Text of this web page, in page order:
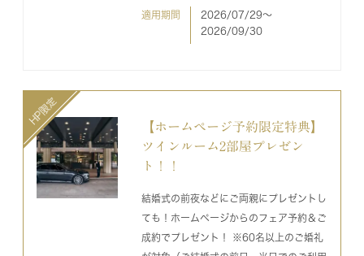
適用期間
2026/07/29〜
2026/09/30
【ホームページ予約限定特典】
ツインルーム2部屋プレゼン
ト！！
結婚式の前夜などにご両親にプレゼントし
ても！ホームページからのフェア予約＆ご
成約でプレゼント！ ※60名以上のご婚礼